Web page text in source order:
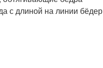
с длиной на линии бёдер